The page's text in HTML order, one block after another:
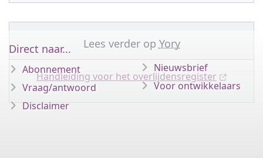
Lees verder op Yory
Handleiding voor het overlijdensregister
Direct naar...
Abonnement
Vraag/antwoord
Disclaimer
Nieuwsbrief
Voor ontwikkelaars